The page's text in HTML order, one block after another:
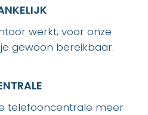
werkt, voor onze
gewoon bereikbaar.
telefooncentrale meer